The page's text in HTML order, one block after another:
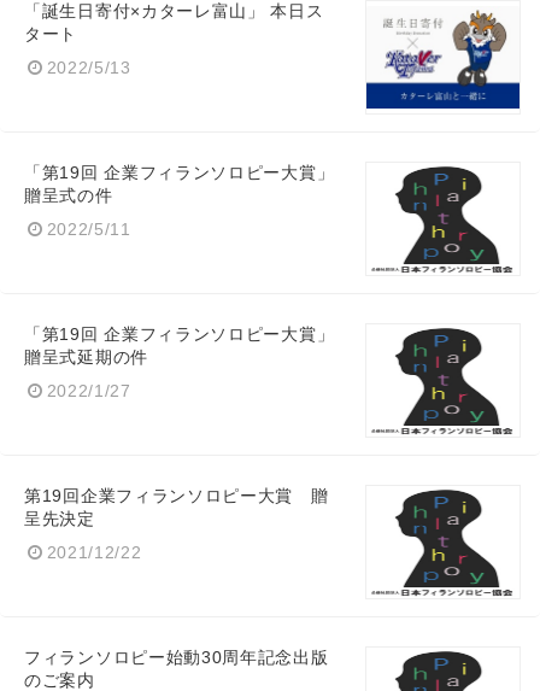
「誕生日寄付×カターレ富山」 本日ス
タート
2022/5/13
「第19回 企業フィランソロピー大賞」
贈呈式の件
2022/5/11
「第19回 企業フィランソロピー大賞」
贈呈式延期の件
2022/1/27
第19回企業フィランソロピー大賞 贈
呈先決定
2021/12/22
フィランソロピー始動30周年記念出版
のご案内